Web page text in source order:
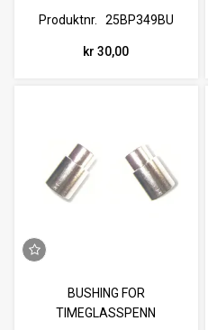
Produktnr.
25BP349BU
kr 30,00
BUSHING FOR
TIMEGLASSPENN